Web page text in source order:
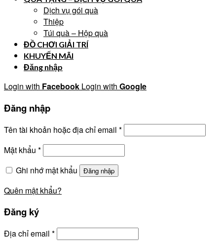
Dịch vụ gói quà
Thiệp
Túi quà – Hộp quà
ĐỒ CHƠI GIẢI TRÍ
KHUYẾN MÃI
Đăng nhập
Login with Facebook Login with Google
Đăng nhập
Tên tài khoản hoặc địa chỉ email *
Mật khẩu *
Ghi nhớ mật khẩu
Đăng nhập
Quên mật khẩu?
Đăng ký
Địa chỉ email *